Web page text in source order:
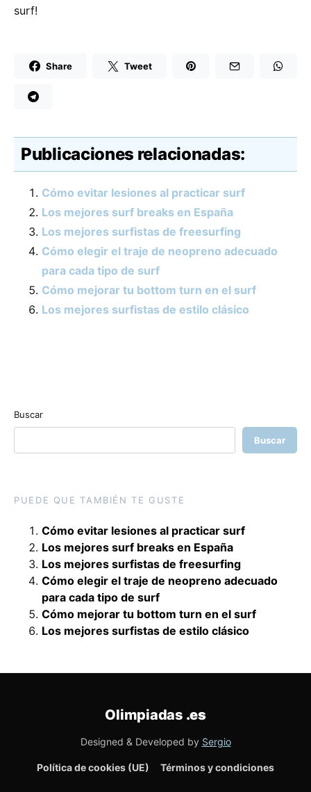
surf!
Share Tweet
Publicaciones relacionadas:
Cómo evitar lesiones al practicar surf
Los mejores surf breaks en España
Los mejores surfistas de freesurfing
Cómo elegir el traje de neopreno adecuado
para cada tipo de surf
Cómo mejorar tu bottom turn en el surf
Los mejores surfistas de estilo clásico
Buscar
Buscar
PUEDE QUE TAMBIÉN TE GUSTE
Cómo evitar lesiones al practicar surf
Los mejores surf breaks en España
Los mejores surfistas de freesurfing
Cómo elegir el traje de neopreno adecuado
para cada tipo de surf
Cómo mejorar tu bottom turn en el surf
Los mejores surfistas de estilo clásico
Política de cookies (UE) Términos y condiciones
Olimpiadas .es
Designed & Developed by Sergio